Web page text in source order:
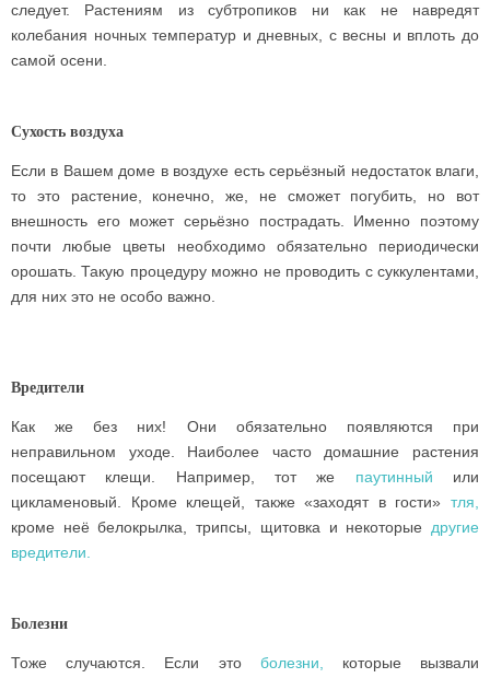
следует. Растениям из субтропиков ни как не навредят
колебания ночных температур и дневных, с весны и вплоть до
самой осени.
Сухость воздуха
Если в Вашем доме в воздухе есть серьёзный недостаток влаги,
то это растение, конечно, же, не сможет погубить, но вот
внешность его может серьёзно пострадать. Именно поэтому
почти любые цветы необходимо обязательно периодически
орошать. Такую процедуру можно не проводить с суккулентами,
для них это не особо важно.
Вредители
Как же без них! Они обязательно появляются при
неправильном уходе. Наиболее часто домашние растения
посещают клещи. Например, тот же паутинный или
цикламеновый. Кроме клещей, также «заходят в гости» тля,
кроме неё белокрылка, трипсы, щитовка и некоторые другие
вредители.
Болезни
Тоже случаются. Если это болезни, которые вызвали